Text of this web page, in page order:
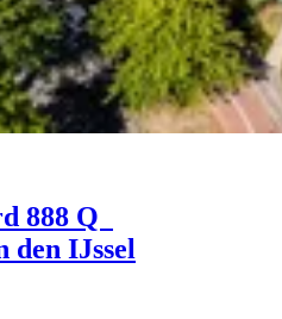
888 Q
den IJssel